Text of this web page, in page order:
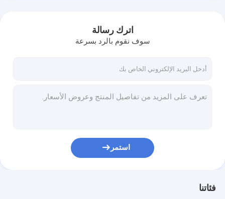
اترك رسالة
سوف نقوم بالرد بسرعة
استمر
فئاتنا